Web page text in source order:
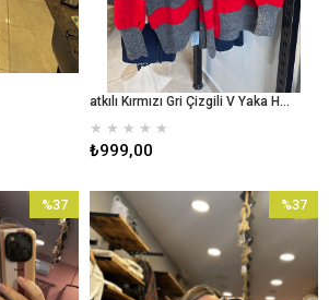
atkılı Kırmızı Gri Çizgili V Yaka Hırka
★ ★ ★ ★ ★
₺999,00
%37
İndirim
%37İndirim
%37